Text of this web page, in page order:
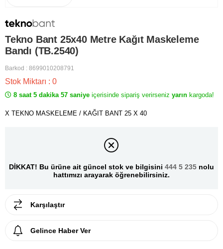
Tekno Bant 25x40 Metre Kağıt Maskeleme
Bandı (TB.2540)
Barkod : 8699010208791
Stok Miktarı : 0
8 saat 5 dakika 57 saniye içerisinde sipariş verirseniz yarın kargoda!
X TEKNO MASKELEME / KAĞIT BANT 25 X 40
DİKKAT! Bu ürüne ait güncel stok ve bilgisini 444 5 235 nolu
hattımızı arayarak öğrenebilirsiniz.
Karşılaştır
Gelince Haber Ver